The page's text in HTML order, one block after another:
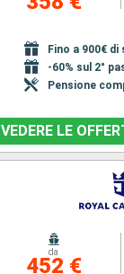
Fino a 900€
-60% sul 2°
Pensione
VEDERE LE
da
452 €